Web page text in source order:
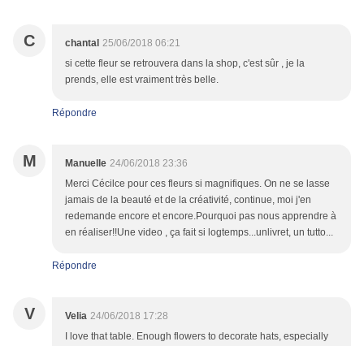
C chantal 25/06/2018 06:21
si cette fleur se retrouvera dans la shop, c'est sûr , je la
prends, elle est vraiment très belle.
Répondre
M Manuelle 24/06/2018 23:36
Merci Cécilce pour ces fleurs si magnifiques. On ne se lasse
jamais de la beauté et de la créativité, continue, moi j'en
redemande encore et encore.Pourquoi pas nous apprendre à
en réaliser!!Une video , ça fait si logtemps...unlivret, un tutto...
Répondre
V Velia 24/06/2018 17:28
I love that table. Enough flowers to decorate hats, especially